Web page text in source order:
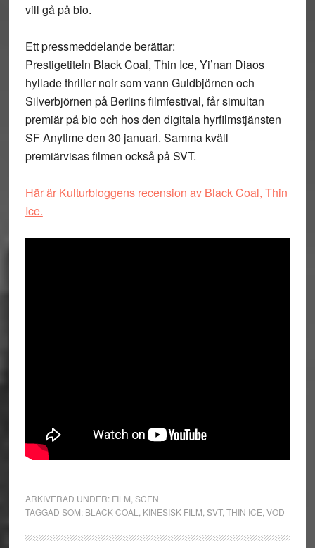
vill gå på bio.
Ett pressmeddelande berättar:
Prestigetiteln Black Coal, Thin Ice, Yi’nan Diaos
hyllade thriller noir som vann Guldbjörnen och
Silverbjörnen på Berlins filmfestival, får simultan
premiär på bio och hos den digitala hyrfilmstjänsten
SF Anytime den 30 januari. Samma kväll
premiärvisas filmen också på SVT.
Här är Kulturbloggens recension av Black Coal, Thin
Ice.
ARKIVERAD UNDER: FILM SCEN
TAGGAD SOM: BLACK COAL KINESISK FILM SVT, THIN ICE VOD